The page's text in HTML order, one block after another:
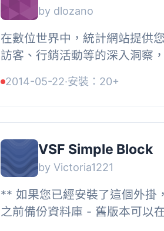
by dlozano
在數位世界中，統計網站提供
訪客、行銷活動等的深入洞察
供動力。無需在您的伺服器上...
2014-05-22·安裝：20+
VSF Simple Block
by Victoria1221
** 如果您已經安裝了這個外掛
之前備份資料庫 - 舊版本可以